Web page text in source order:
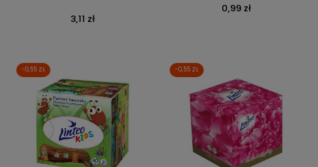
Cena
3,11 zł
Cena
0,99 zł
-0,55 ZŁ -0,55 ZŁ